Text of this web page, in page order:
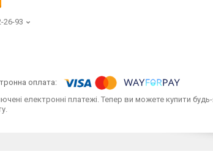
26-93
електронні платежі. Тепер ви можете купити